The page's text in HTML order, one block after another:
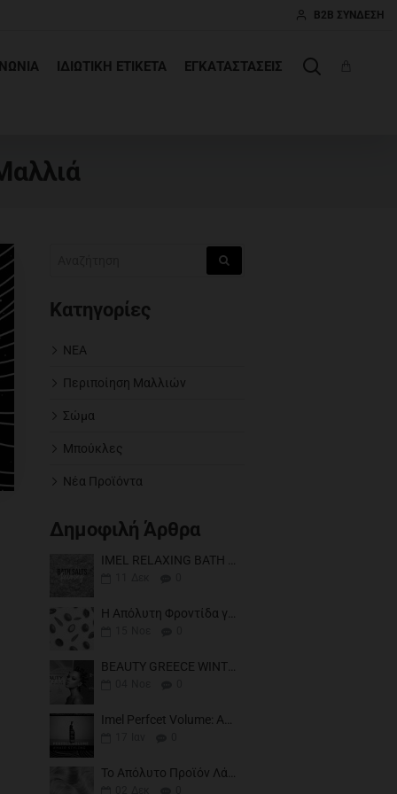
B2B ΣΎΝΔΕΣΗ
ΙΔΙΩΤΙΚΉ ΕΤΙΚΈΤΑ ΕΓΚΑΤΑΣΤΆΣΕΙΣ
Κατηγορίες
ΝΕΑ
Περιποίηση Μαλλιών
Σώμα
Μπούκλες
Νέα Προϊόντα
Δημοφιλή Άρθρα